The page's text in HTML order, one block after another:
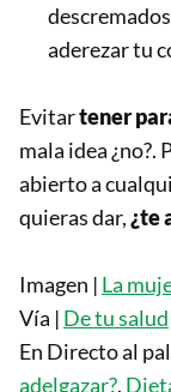
aderezar tu
Evitartener
mala idea ¿no?.
abierto a
quieras dar,¿te
Imagen | La
Vía | De tu salud
En Directo al
adelgazar?,